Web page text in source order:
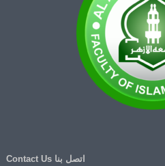
اتصل بنا Contact Us